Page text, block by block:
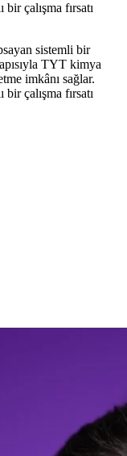
çalışma fırsatı
sistemli bir
TYT kimya
imkânı sağlar.
çalışma fırsatı